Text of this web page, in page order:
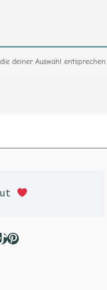
deiner Auswahl entsprechen.